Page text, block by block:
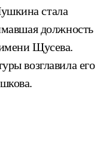
стала
должность
Щусева.
возглавила его